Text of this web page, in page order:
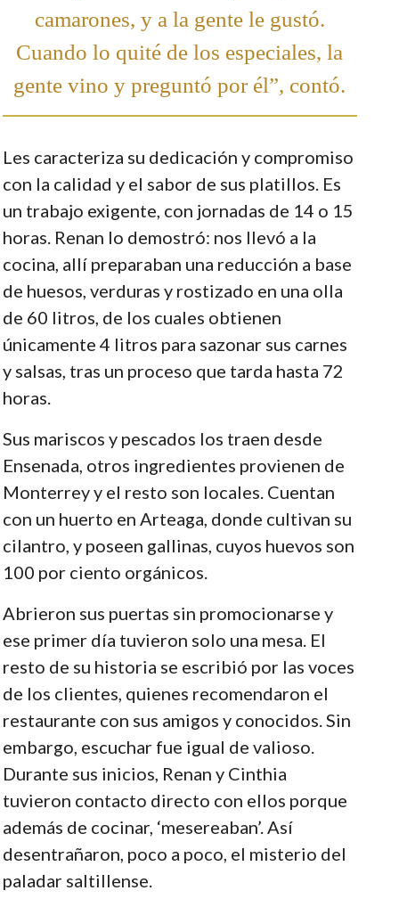
camarones, y a la gente le gustó.
Cuando lo quité de los especiales, la
gente vino y preguntó por él”, contó.
Les caracteriza su dedicación y compromiso
con la calidad y el sabor de sus platillos. Es
un trabajo exigente, con jornadas de 14 o 15
horas. Renan lo demostró: nos llevó a la
cocina, allí preparaban una reducción a base
de huesos, verduras y rostizado en una olla
de 60 litros, de los cuales obtienen
únicamente 4 litros para sazonar sus carnes
y salsas, tras un proceso que tarda hasta 72
horas.
Sus mariscos y pescados los traen desde
Ensenada, otros ingredientes provienen de
Monterrey y el resto son locales. Cuentan
con un huerto en Arteaga, donde cultivan su
cilantro, y poseen gallinas, cuyos huevos son
100 por ciento orgánicos.
Abrieron sus puertas sin promocionarse y
ese primer día tuvieron solo una mesa. El
resto de su historia se escribió por las voces
de los clientes, quienes recomendaron el
restaurante con sus amigos y conocidos. Sin
embargo, escuchar fue igual de valioso.
Durante sus inicios, Renan y Cinthia
tuvieron contacto directo con ellos porque
además de cocinar, ‘mesereaban’. Así
desentrañaron, poco a poco, el misterio del
paladar saltillense.